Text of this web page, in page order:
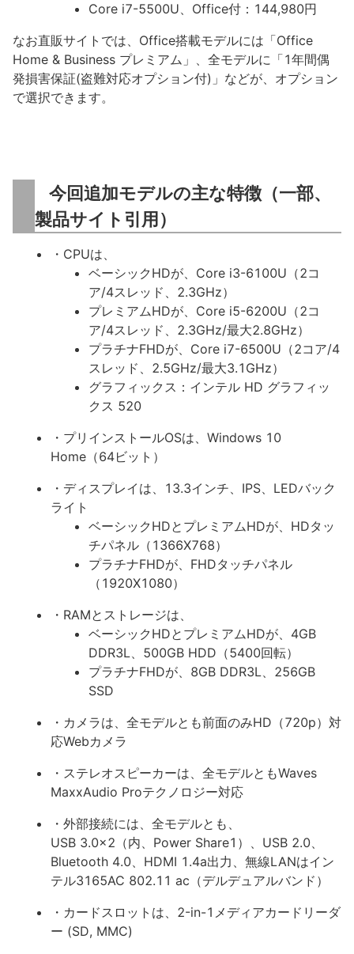
Core i7-5500U、Office付：144,980円
なお直販サイトでは、Office搭載モデルには「Office
Home & Business プレミアム」、全モデルに「1年間偶
発損害保証(盗難対応オプション付)」などが、オプション
で選択できます。
今回追加モデルの主な特徴（一部、
製品サイト引用）
・CPUは、
ベーシックHDが、Core i3-6100U（2コ
ア/4スレッド、2.3GHz）
プレミアムHDが、Core i5-6200U（2コ
ア/4スレッド、2.3GHz/最大2.8GHz）
プラチナFHDが、Core i7-6500U（2コア/4
スレッド、2.5GHz/最大3.1GHz）
グラフィックス：インテル HD グラフィッ
クス 520
・プリインストールOSは、Windows 10
Home（64ビット）
・ディスプレイは、13.3インチ、IPS、LEDバック
ライト
ベーシックHDとプレミアムHDが、HDタッ
チパネル（1366X768）
プラチナFHDが、FHDタッチパネル
（1920X1080）
・RAMとストレージは、
ベーシックHDとプレミアムHDが、4GB
DDR3L、500GB HDD（5400回転）
プラチナFHDが、8GB DDR3L、256GB
SSD
・カメラは、全モデルとも前面のみHD（720p）対
応Webカメラ
・ステレオスピーカーは、全モデルともWaves
MaxxAudio Proテクノロジー対応
・外部接続には、全モデルとも、
USB 3.0x2（内、Power Share1）、USB 2.0、
Bluetooth 4.0、HDMI 1.4a出力、無線LANはイン
テル3165AC 802.11 ac（デルデュアルバンド）
・カードスロットは、2-in-1メディアカードリーダ
ー (SD, MMC)